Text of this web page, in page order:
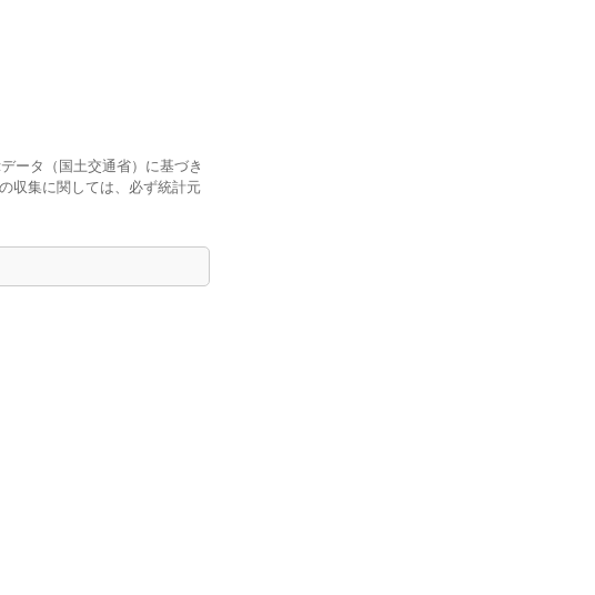
ータ（国土交通省）に基づき
収集に関しては、必ず統計元